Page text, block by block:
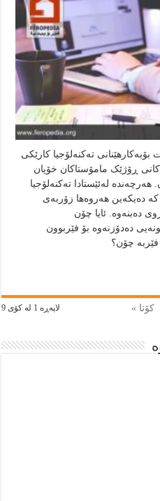
تەکنەلۆجیا کارێکی
ڕۆژێک مامۆستاکان خۆیان
هەرچەندە لەئێستادا تەکنەلۆجیا
دەیکەین هەروەها زۆربەی
دەبنەوە. ئایا چۆن
دەدۆزنەوە بۆ فێربوون
فێربە چۆن؟
لاپەڕە 1 لە كۆى 9 كۆتا »